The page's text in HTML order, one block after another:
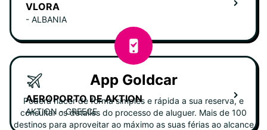
VLORA
- ALBANIA
AEROPORTO DE AKTION
AKTION - GREECE
App Goldcar
Poderá hacer de forma simples e rápida a sua reserva, e
consultar os detalles do processo de aluguer. Mais de 100
destinos para aproveitar ao máximo as suas férias ao alcance